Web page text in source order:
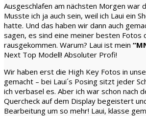
Ausgeschlafen am nächsten Morgen war
Musste ich ja auch sein, weil ich Laui ein
hatte. Und das haben wir dann auch
sagen, es sind eine meiner besten Fotos
rausgekommen. Warum? Laui ist mein
Next Top Modell! Absoluter Profi!
Wir haben erst die High Key Fotos in
gemacht – bei Laui´s Posing sitzt jeder
ich verbasel es. Aber ich war schon nach
Quercheck auf dem Display begeistert
Bearbeitung um so mehr! Laui, klasse